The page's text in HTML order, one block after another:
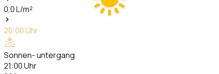
0,0L/m²
20:00Uhr
Sonnen- untergang
21:00Uhr